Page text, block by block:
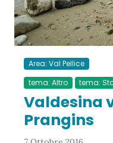
Area: Val Pellice
tema: Altro
tema:
Valdesina
Prangins